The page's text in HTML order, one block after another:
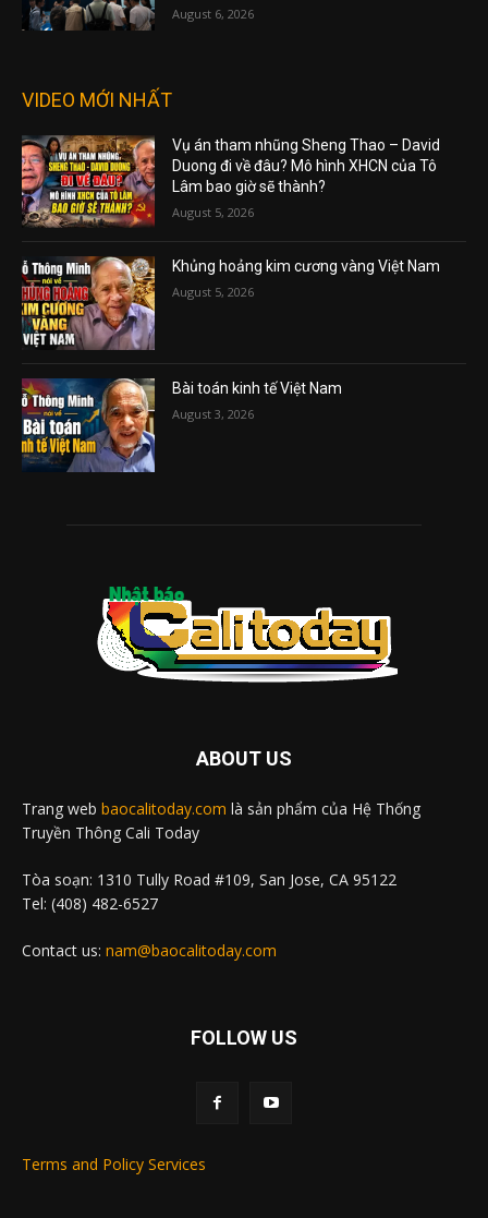
August 6, 2026
VIDEO MỚI NHẤT
Vụ án tham nhũng Sheng Thao – David
Duong đi về đâu? Mô hình XHCN của Tô
Lâm bao giờ sẽ thành?
August 5, 2026
Khủng hoảng kim cương vàng Việt Nam
August 5, 2026
Bài toán kinh tế Việt Nam
August 3, 2026
ABOUT US
Trang web baocalitoday.com là sản phẩm của Hệ Thống
Truyền Thông Cali Today
Tòa soạn: 1310 Tully Road #109, San Jose, CA 95122
Tel: (408) 482-6527
Contact us: nam@baocalitoday.com
FOLLOW US
Terms and Policy Services